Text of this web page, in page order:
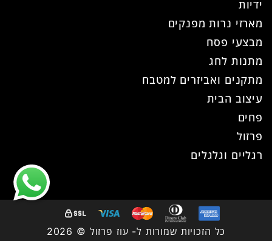
ידיות
מארזי נרות מפנקים
מבצעי פסח
מתנות לחג
מתקנים ואביזרים למטבח
עיצוב הבית
פחים
פרזול
רגליים וגלגלים
כל הזכויות שמורות ל- עוז פרזול © 2026